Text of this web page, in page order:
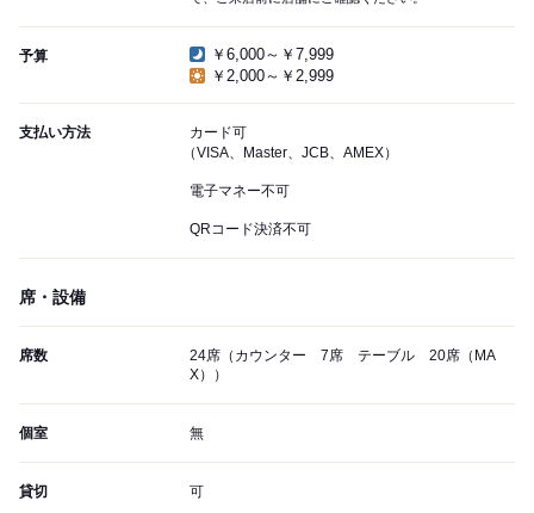
予算
￥6,000～￥7,999
￥2,000～￥2,999
支払い方法
カード可
（VISA、Master、JCB、AMEX）
電子マネー不可
QRコード決済不可
席・設備
席数
24席（カウンター 7席 テーブル 20席（MA
X））
個室 無
貸切 可